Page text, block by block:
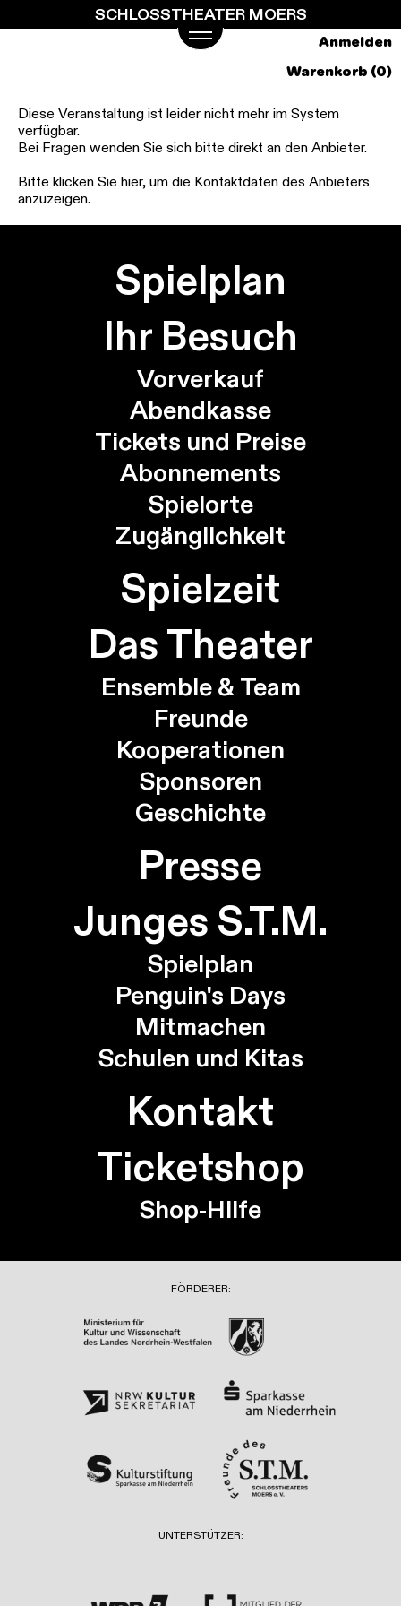
SCHLOSSTHEATER MOERS
Anmelden
Warenkorb (0)
Diese Veranstaltung ist leider nicht mehr im System
verfügbar.
Bei Fragen wenden Sie sich bitte direkt an den Anbieter.
Bitte klicken Sie hier, um die Kontaktdaten des Anbieters
anzuzeigen.
Spielplan
Ihr Besuch
Vorverkauf
Abendkasse
Tickets und Preise
Abonnements
Spielorte
Zugänglichkeit
Spielzeit
Das Theater
Ensemble & Team
Freunde
Kooperationen
Sponsoren
Geschichte
Presse
Junges S.T.M.
Spielplan
Penguin's Days
Mitmachen
Schulen und Kitas
Kontakt
Ticketshop
Shop-Hilfe
FÖRDERER:
UNTERSTÜTZER: